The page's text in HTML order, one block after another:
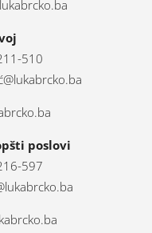
510
poslovi
597